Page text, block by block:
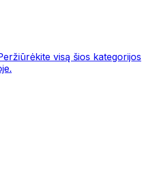
visą šios kategorijos